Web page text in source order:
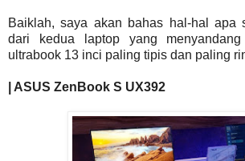
Baiklah, saya akan bahas hal-hal apa
dari kedua laptop yang
ultrabook 13 inci paling tipis dan paling
| ASUS ZenBook S UX392